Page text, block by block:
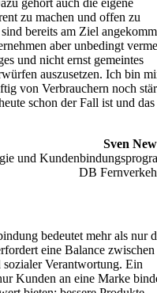
gehört auch die eigene
zu machen und offen zu
bereits am Ziel
aber unbedingt
und nicht ernst gemeintes
auszusetzen. Ich bin
von Verbrauchern noch
schon der Fall ist und
Sven
und
DB
bedeutet mehr als nur
eine Balance zwischen
Verantwortung. Ein
Kunden an eine Marke